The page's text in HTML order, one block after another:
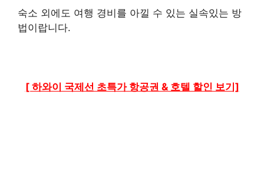
숙소 외에도 여행 경비를 아낄 수 있는 실속있는 방
법이랍니다.
[ 하와이 국제선 초특가 항공권 & 호텔 할인 보기]